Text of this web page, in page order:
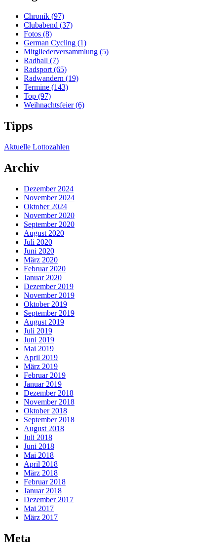
Chronik (97)
Clubabend (37)
Fotos (8)
German Cycling (1)
Mitgliederversammlung (5)
Radball (7)
Radsport (65)
Radwandern (19)
Termine (143)
Top (97)
Weihnachtsfeier(6)
Tipps
Aktuelle Lottozahlen
Archiv
Dezember 2024
November 2024
Oktober 2024
November 2020
September 2020
August 2020
Juli 2020
Juni 2020
März 2020
Februar 2020
Januar 2020
Dezember 2019
November 2019
Oktober 2019
September 2019
August 2019
Juli 2019
Juni 2019
Mai 2019
April 2019
März 2019
Februar 2019
Januar 2019
Dezember 2018
November 2018
Oktober 2018
September 2018
August 2018
Juli 2018
Juni 2018
Mai 2018
April 2018
März 2018
Februar 2018
Januar 2018
Dezember 2017
Mai 2017
März 2017
Meta